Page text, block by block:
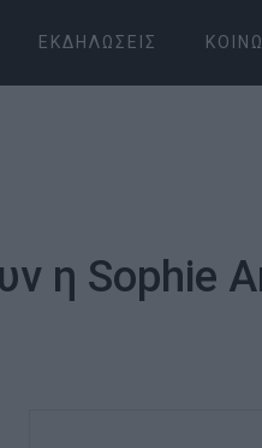
ΕΚΔΗΛΏΣΕΙΣ
η Sophie